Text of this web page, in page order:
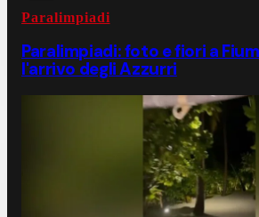
Paralimpiadi
Paralimpiadi: foto e fiori a
l'arrivo degli Azzurri